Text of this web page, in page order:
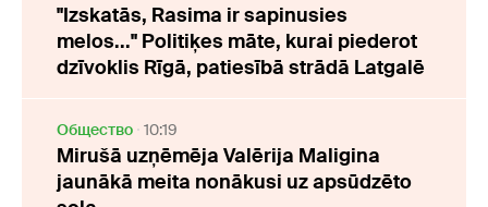
"Izskatās, Rasima ir sapinusies
melos..." Politiķes māte, kurai piederot
dzīvoklis Rīgā, patiesībā strādā Latgalē
Oбщество 10:19
Mirušā uzņēmēja Valērija Maligina
jaunākā meita nonākusi uz apsūdzēto